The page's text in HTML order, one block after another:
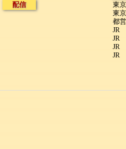
配信
東
東
都
JR
JR
JR
JR